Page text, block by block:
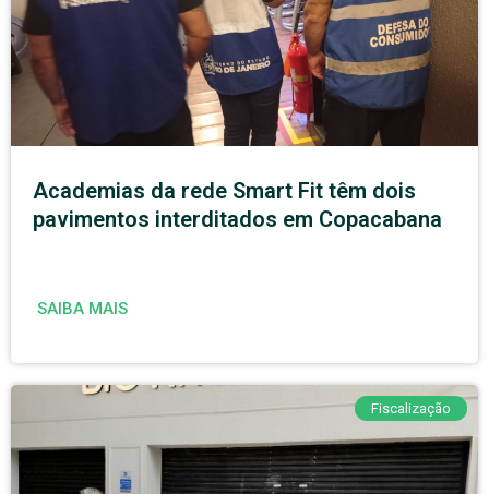
Academias da rede Smart Fit têm dois
pavimentos interditados em Copacabana
SAIBA MAIS
Fiscalização